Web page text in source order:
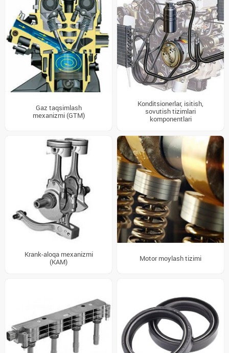
Gaz taqsimlash
mexanizmi (GTM)
Konditsionerlar, isitish,
sovutish tizimlari
komponentlari
Krank-aloqa mexanizmi
(KAM)
Motor moylash tizimi